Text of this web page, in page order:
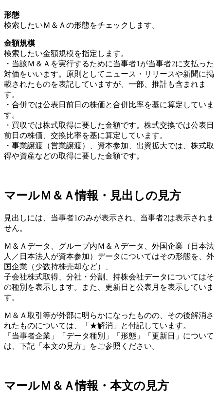
形態
検索したいＭ＆Ａの形態をチェックします。
金額規模
検索したい金額規模を指定します。
・当該Ｍ＆Ａを実行するために当事者1が当事者2に支払った
対価をいいます。原則としてニュース・リリースや新聞に掲
載されたものを表記していますが、一部、推計も含まれま
す。
・合併では公表日前日の株価と合併比率を基に算定していま
す。
・買収では株式取得に要した金額です。株式交換では公表日
前日の株価、交換比率を基に算定しています。
・事業譲渡（営業譲渡）、資本参加、出資拡大では、株式取
得や資産などの取得に要した金額です。
マールＭ＆Ａ情報・見出しの見方
見出しには、当事者1のみが表示され、当事者2は表示されま
せん。
Ｍ＆Ａデータ、グループ内Ｍ＆Ａデータ、外国企業（日本法
人／日本法人が資本参加）データについてはその形態を、外
国企業（少数持株売却など）、
子会社株式取得、分社・分割、持株会社データについてはそ
の種別を表示します。また、更新日と公表月を表示していま
す。
Ｍ＆Ａ取引等が外部に明らかになったものの、その後解消さ
れたものについては、「★解消」と付記しています。
「当事者企業」「データ種別」「形態」「更新日」について
は、下記「本文の見方」をご参照ください。
マールＭ＆Ａ情報・本文の見方